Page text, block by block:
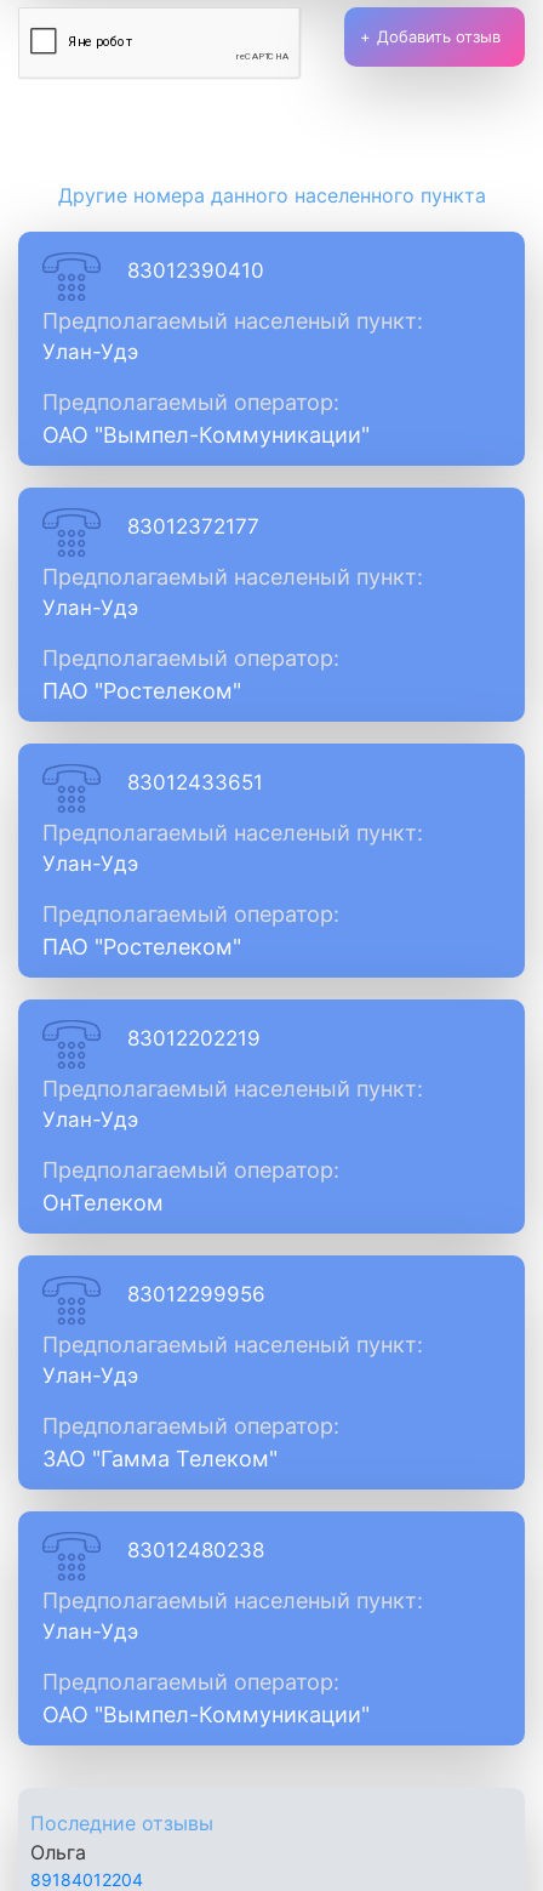
Добавить отзыв
Другие номера данного населенного пункта
83012390410
Предполагаемый населеный пункт:
Улан-Удэ
Предполагаемый оператор:
ОАО "Вымпел-Коммуникации"
83012372177
Предполагаемый населеный пункт:
Улан-Удэ
Предполагаемый оператор:
ПАО "Ростелеком"
83012433651
Предполагаемый населеный пункт:
Улан-Удэ
Предполагаемый оператор:
ПАО "Ростелеком"
83012202219
Предполагаемый населеный пункт:
Улан-Удэ
Предполагаемый оператор:
ОнТелеком
83012299956
Предполагаемый населеный пункт:
Улан-Удэ
Предполагаемый оператор:
ЗАО "Гамма Телеком"
83012480238
Предполагаемый населеный пункт:
Улан-Удэ
Предполагаемый оператор:
ОАО "Вымпел-Коммуникации"
Последние отзывы
Ольга
89184012204